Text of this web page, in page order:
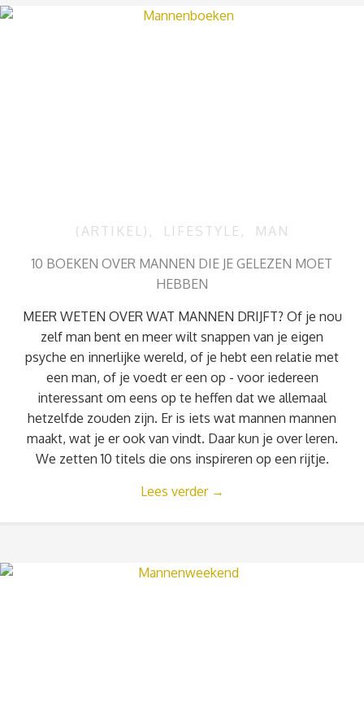
(ARTIKEL) , LIFESTYLE ,
MAN
10 BOEKEN OVER MANNEN DIE JE GELEZEN MOET
HEBBEN
MEER WETEN OVER WAT MANNEN DRIJFT? Of je nou
zelf man bent en meer wilt snappen van je eigen
psyche en innerlijke wereld, of je hebt een relatie met
een man, of je voedt er een op - voor iedereen
interessant om eens op te heffen dat we allemaal
hetzelfde zouden zijn. Er is iets wat mannen mannen
maakt, wat je er ook van vindt. Daar kun je over leren.
We zetten 10 titels die ons inspireren op een rijtje.
Lees verder →